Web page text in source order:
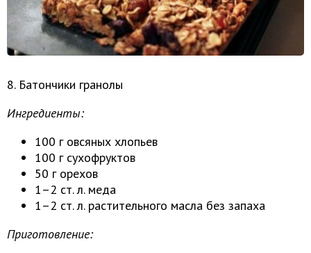
8. Батончики гранолы
Ингредиенты:
100 г овсяных хлопьев
100 г сухофруктов
50 г орехов
1–2 ст. л. меда
1–2 ст. л. растительного масла без запаха
Приготовление: